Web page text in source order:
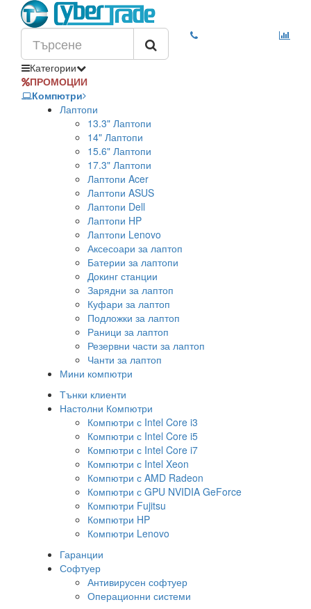
Категории
ПРОМОЦИИ
Компютри
Лаптопи
13.3" Лаптопи
14" Лаптопи
15.6" Лаптопи
17.3" Лаптопи
Лаптопи Acer
Лаптопи ASUS
Лаптопи Dell
Лаптопи HP
Лаптопи Lenovo
Аксесоари за лаптоп
Батерии за лаптопи
Докинг станции
Зарядни за лаптоп
Куфари за лаптоп
Подложки за лаптоп
Раници за лаптоп
Резервни части за лаптоп
Чанти за лаптоп
Мини компютри
Тънки клиенти
Настолни Компютри
Компютри с Intel Core i3
Компютри с Intel Core i5
Компютри с Intel Core i7
Компютри с Intel Xeon
Компютри с AMD Radeon
Компютри с GPU NVIDIA GeForce
Компютри Fujitsu
Компютри HP
Компютри Lenovo
Гаранции
Софтуер
Антивирусен софтуер
Операционни системи